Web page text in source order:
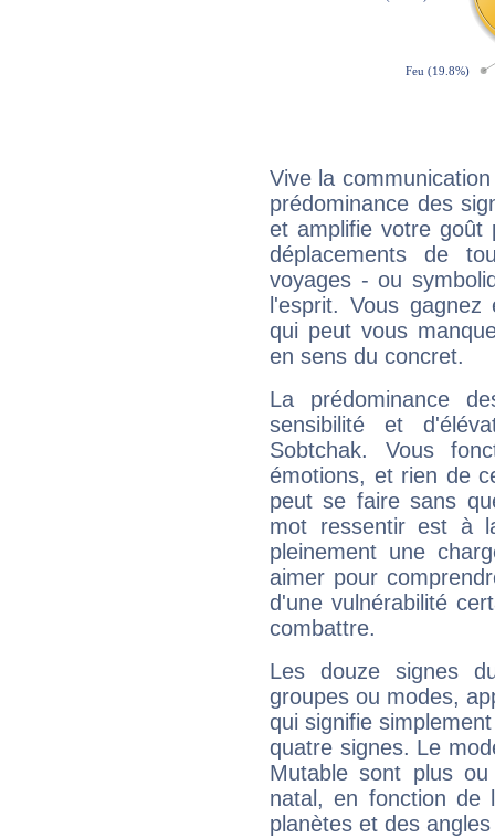
Vive la
prédominance des
et amplifie votre goût
déplacements de
voyages - ou
l'esprit. Vous
qui peut vous
en sens du concret.
La prédominance
sensibilité et
Sobtchak. Vous
émotions, et rien de
peut se faire sans
mot ressentir est à
pleinement une
aimer pour
d'une vulnérabilité
combattre.
Les douze signes
groupes ou modes,
qui signifie
quatre signes. Le
Mutable sont plus
natal, en fonction de
planètes et des